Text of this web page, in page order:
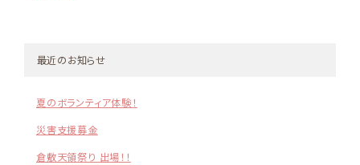
最近のお知らせ
夏のボランティア体験！
災害支援募金
倉敷天領祭り 出場！！